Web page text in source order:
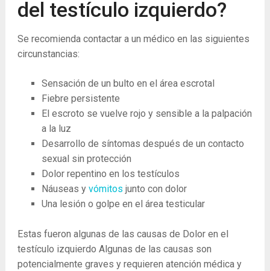
del testículo izquierdo?
Se recomienda contactar a un médico en las siguientes
circunstancias:
Sensación de un bulto en el área escrotal
Fiebre persistente
El escroto se vuelve rojo y sensible a la palpación
a la luz
Desarrollo de síntomas después de un contacto
sexual sin protección
Dolor repentino en los testículos
Náuseas y vómitos junto con dolor
Una lesión o golpe en el área testicular
Estas fueron algunas de las causas de Dolor en el
testículo izquierdo Algunas de las causas son
potencialmente graves y requieren atención médica y